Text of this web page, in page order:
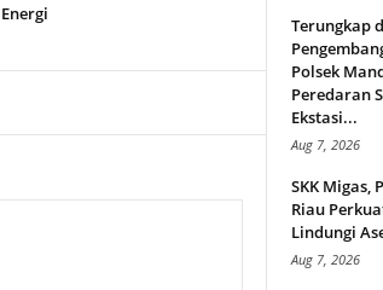
Energi
Terungkap
Polsek
Peredaran
Ekstasi...
Aug 7, 2026
SKK Migas,
Riau
Lindungi
Aug 7, 2026